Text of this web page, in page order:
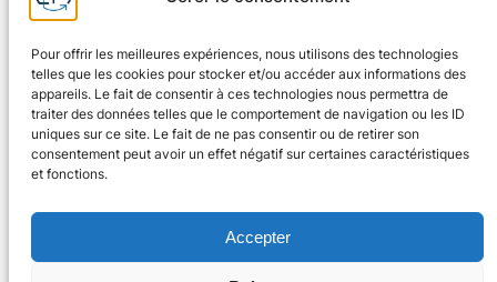
Pour offrir les meilleures expériences, nous utilisons des technologies
telles que les cookies pour stocker et/ou accéder aux informations des
appareils. Le fait de consentir à ces technologies nous permettra de
traiter des données telles que le comportement de navigation ou les ID
uniques sur ce site. Le fait de ne pas consentir ou de retirer son
consentement peut avoir un effet négatif sur certaines caractéristiques
et fonctions.
Accepter
E-mail
J'accepte les conditions d'utilisation